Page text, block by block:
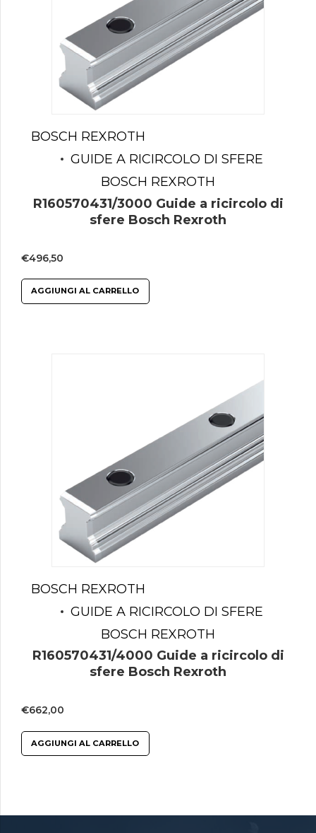
BOSCH REXROTH
GUIDE A RICIRCOLO DI SFERE
BOSCH REXROTH
R160570431/3000 Guide a ricircolo di
sfere Bosch Rexroth
€496,50
AGGIUNGI AL CARRELLO
BOSCH REXROTH
GUIDE A RICIRCOLO DI SFERE
BOSCH REXROTH
R160570431/4000 Guide a ricircolo di
sfere Bosch Rexroth
€662,00
AGGIUNGI AL CARRELLO